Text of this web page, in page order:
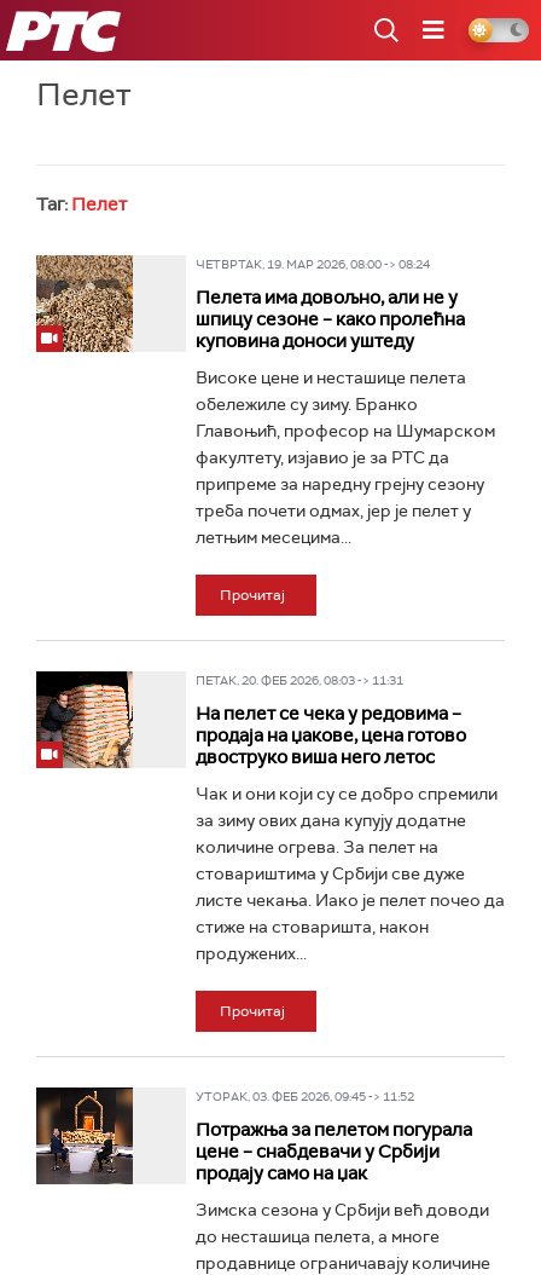
РТС
Пелет
Таг: Пелет
ЧЕТВРТАК, 19. МАР 2026, 08:00 -> 08:24
Пелета има довољно, али не у
шпицу сезоне – како пролећна
куповина доноси уштеду
Високе цене и несташице пелета
обележиле су зиму. Бранко
Главоњић, професор на Шумарском
факултету, изјавио је за РТС да
припреме за наредну грејну сезону
треба почети одмах, јер је пелет у
летњим месецима...
Прочитај
ПЕТАК, 20. ФЕБ 2026, 08:03 -> 11:31
На пелет се чека у редовима –
продаја на џакове, цена готово
двоструко виша него летос
Чак и они који су се добро спремили
за зиму ових дана купују додатне
количине огрева. За пелет на
стовариштима у Србији све дуже
листе чекања. Иако је пелет почео да
стиже на стоваришта, након
продужених...
Прочитај
УТОРАК, 03. ФЕБ 2026, 09:45 -> 11:52
Потражња за пелетом погурала
цене – снабдевачи у Србији
продају само на џак
Зимска сезона у Србији већ доводи
до несташица пелета, а многе
продавнице ограничавају количине